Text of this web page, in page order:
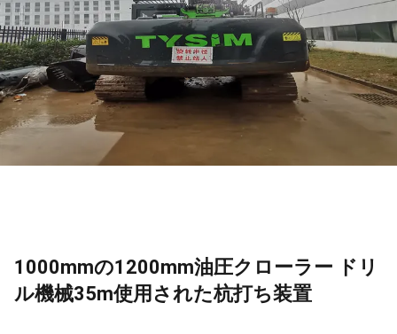
1000mmの1200mm油圧クローラー ドリ
ル機械35m使用された杭打ち装置